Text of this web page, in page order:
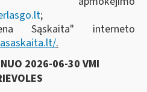
;
Sąskaita" interneto
.
2026-06-30 VMI